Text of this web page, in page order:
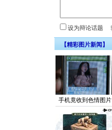
设为辩论话题
【精彩图片新闻】
手机竟收到色情图片